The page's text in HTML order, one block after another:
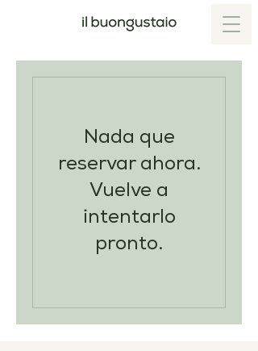
Nada que
reservar ahora.
Vuelve a
intentarlo
pronto.